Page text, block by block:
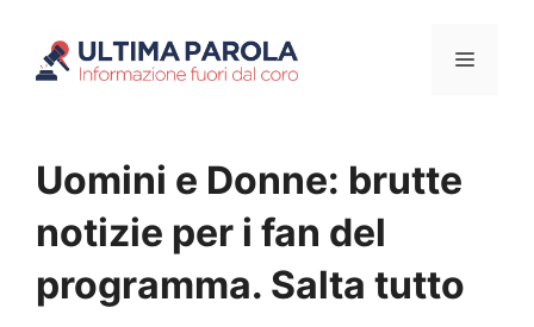
Menu
Uomini e Donne: brutte
notizie per i fan del
programma. Salta tutto